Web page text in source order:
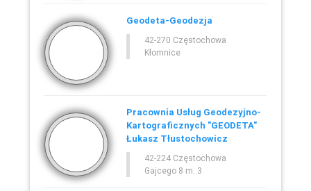
Geodeta-Geodezja
42-270 Częstochowa
Kłomnice
Pracownia Usług Geodezyjno-
Kartograficznych "GEODETA"
Łukasz Tłustochowicz
42-224 Częstochowa
Gajcego 8 m. 3